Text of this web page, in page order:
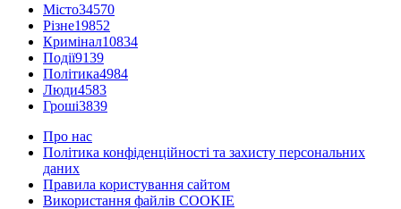
Місто34570
Різне19852
Кримінал10834
Події9139
Політика4984
Люди4583
Гроші3839
Про нас
Політика конфіденційності та захисту персональних
даних
Правила користування сайтом
Використання файлів COOKIE